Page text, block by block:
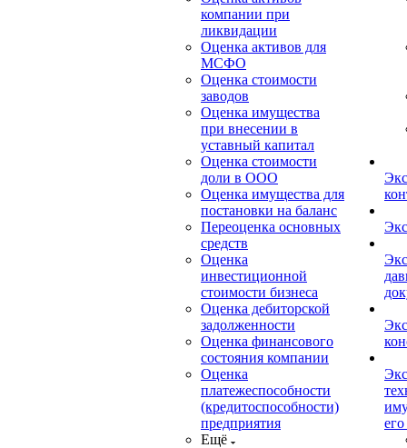
компании при
ликвидации
Оценка активов для
МСФО
Оценка стоимости
заводов
Оценка имущества
при внесении в
уставный капитал
Оценка стоимости
доли в ООО
Оценка имущества для
постановки на баланс
Переоценка основных
средств
Оценка
инвестиционной
стоимости бизнеса
Оценка дебиторской
задолженности
Оценка финансового
состояния компании
Оценка
платежеспособности
(кредитоспособности)
предприятия
Ещё